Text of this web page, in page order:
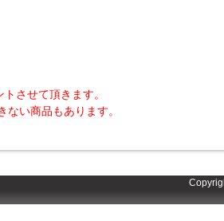
させて頂きます。
い商品もあります。